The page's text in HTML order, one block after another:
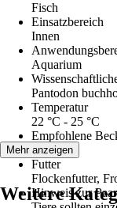
Fisch
Einsatzbereich
Innen
Aquarium
Pantodon
Temperatur
22 °C - 25 °C
Empfohlene
40 cm
Futter
Flockenfutter,
Hinweis zur
Mehr anzeigen
Weitere